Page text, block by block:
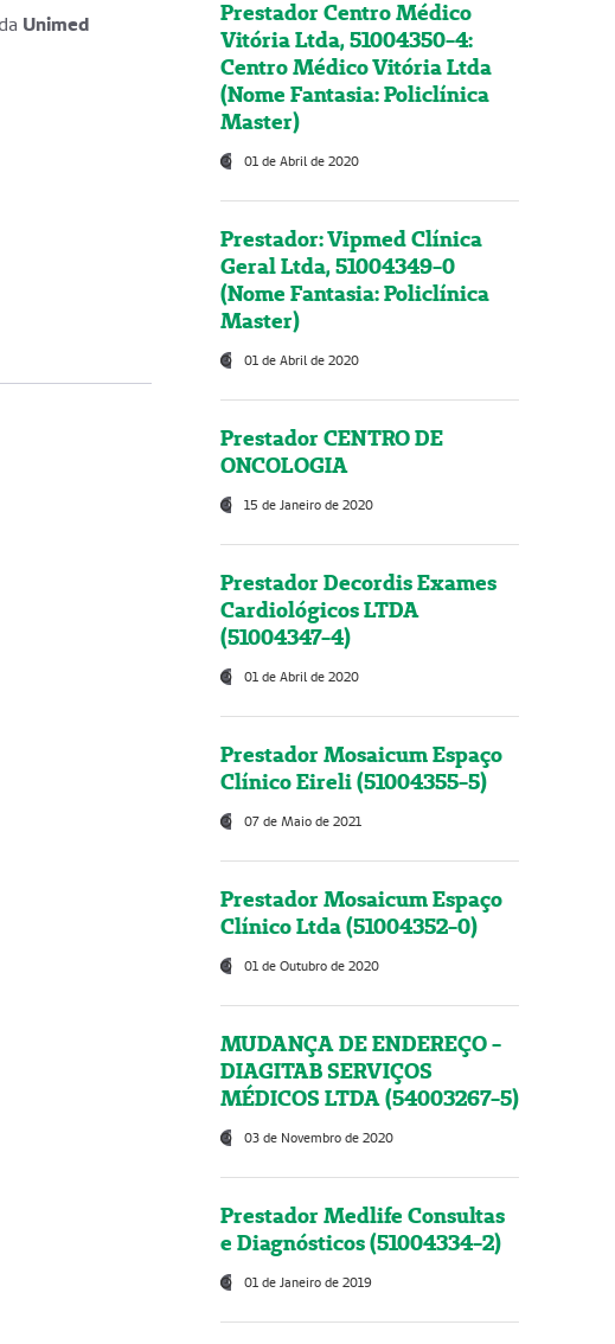
Unimed
Prestador Centro Médico
Vitória Ltda, 51004350-4:
Centro Médico Vitória Ltda
(Nome Fantasia: Policlínica
Master)
01 de Abril de 2020
Prestador: Vipmed Clínica
Geral Ltda, 51004349-0
(Nome Fantasia: Policlínica
Master)
01 de Abril de 2020
Prestador CENTRO DE
ONCOLOGIA
15 de Janeiro de 2020
Prestador Decordis Exames
Cardiológicos LTDA
(51004347-4)
01 de Abril de 2020
Prestador Mosaicum Espaço
Clínico Eireli (51004355-5)
07 de Maio de 2021
Prestador Mosaicum Espaço
Clínico Ltda (51004352-0)
01 de Outubro de 2020
MUDANÇA DE ENDEREÇO -
DIAGITAB SERVIÇOS
MÉDICOS LTDA (54003267-5)
03 de Novembro de 2020
Prestador Medlife Consultas
e Diagnósticos (51004334-2)
01 de Janeiro de 2019